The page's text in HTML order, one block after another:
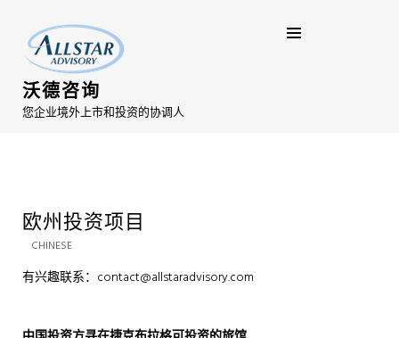
沃德咨询
您企业境外上市和投资的协调人
欧州投资项目
CHINESE
有兴趣联系：contact@allstaradvisory.com